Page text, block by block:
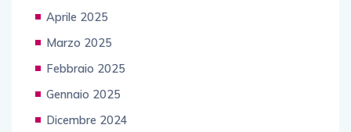
Aprile 2025
Marzo 2025
Febbraio 2025
Gennaio 2025
Dicembre 2024